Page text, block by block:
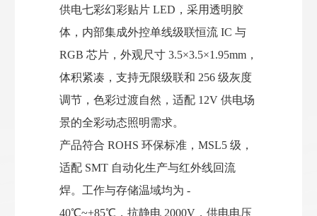
供电七彩幻彩贴片 LED，采用透明胶
体，内部集成外控单线级联恒流 IC 与
RGB 芯片，外观尺寸 3.5×3.5×1.95mm，
体积紧凑，支持无限级联和 256 级灰度
调节，色彩过渡自然，适配 12V 供电场
景的全彩动态照明需求。
产品符合 ROHS 环保标准，MSL5 级，
适配 SMT 自动化生产与红外线回流
焊。工作与存储温域均为 -
40℃~+85℃，抗静电 2000V，供电电压